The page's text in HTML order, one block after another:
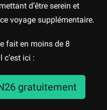
d’être serein et
voyage supplémentaire.
fait en moins de 8
ici :
gratuitement